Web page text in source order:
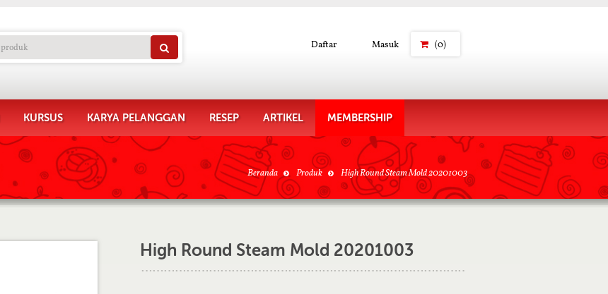
Daftar Masuk (0)
KURSUS KARYA PELANGGAN RESEP ARTIKEL MEMBERSHIP
Beranda Produk High Round Steam Mold 20201003
High Round Steam Mold 20201003